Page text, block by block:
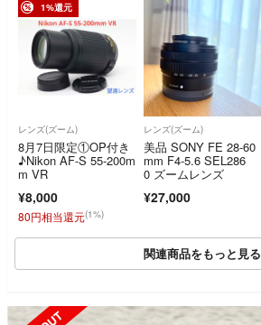
1%還元
レンズ(ズーム)
8月7日限定①OP付き
♪Nikon AF-S 55-200m
m VR
¥8,000
80円相当還元(1%)
レンズ(ズーム)
美品 SONY FE 28-60
mm F4-5.6 SEL286
0 ズームレンズ
¥27,000
関連商品をもっと見る
SOLD OUT